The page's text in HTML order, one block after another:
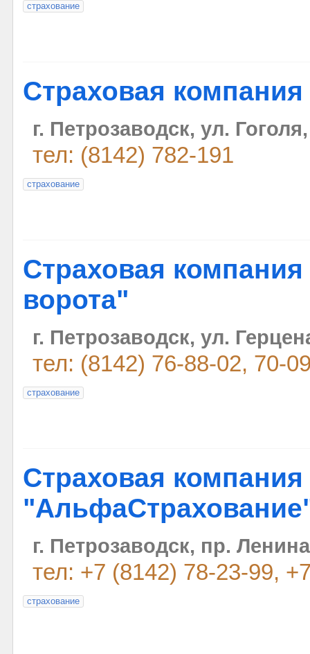
страхование
Страховая
г. Петрозаводск, ул.
тел: (8142) 782-191
страхование
Страховая
ворота"
г. Петрозаводск, ул.
тел: (8142) 76-88-02, 70-
страхование
Страховая компания
г. Петрозаводск, пр.
тел: +7 (8142) 78-23-99,
страхование